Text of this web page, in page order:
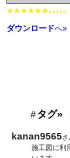
★★★★★★ ★★★★★
ダウンロードへ»
タグ»
kanan9565さ
施工図に利